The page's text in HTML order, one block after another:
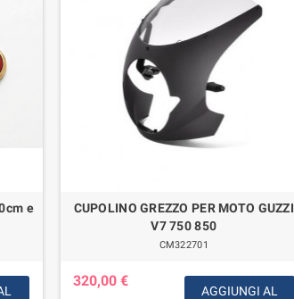
e
CUPOLINO GREZZO PER MOTO GUZZI
V7 750 850
CM322701
320,00 €
AGGIUNGI AL